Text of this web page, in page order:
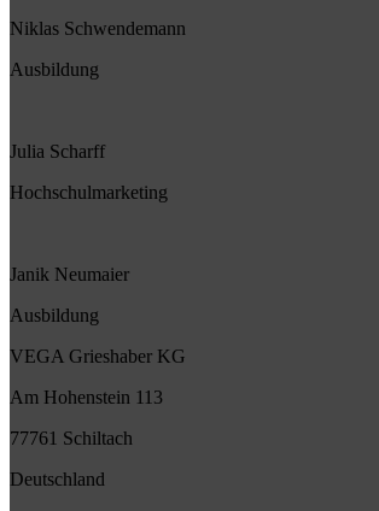
Niklas Schwendemann
Ausbildung
Julia Scharff
Hochschulmarketing
Janik Neumaier
Ausbildung
VEGA Grieshaber KG
Am Hohenstein 113
77761 Schiltach
Deutschland